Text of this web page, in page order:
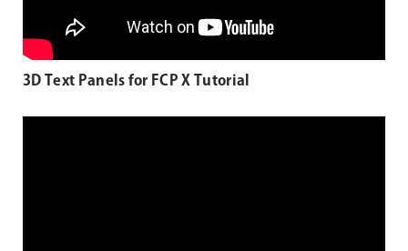
3D Text Panels for FCP X Tutorial